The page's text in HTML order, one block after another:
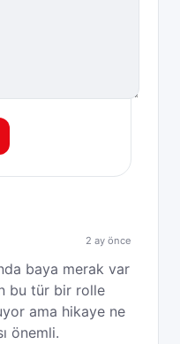
2 ay önce
baya merak var
bu tür bir rolle
ama hikaye ne
önemli.